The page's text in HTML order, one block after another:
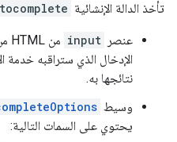
تأخذ الدالة الإنشائية
عنصر input من HTML من النوع
الإدخال الذي ستراقبه خدمة
نتائجها به.
وسيط
يحتوي على السمات التالية: